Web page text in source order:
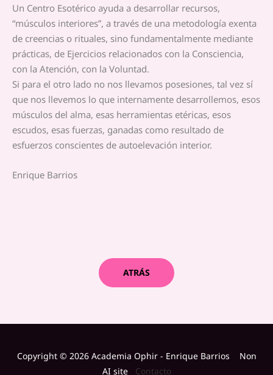
Un Centro Esotérico ayuda a desarrollar recursos,
“músculos interiores”, a través de una metodología exenta
de creencias o rituales, sino fundamentalmente mediante
prácticas, de Ejercicios relacionados con la Consciencia,
con la Atención, con la Voluntad.
Si para el otro lado no nos llevamos posesiones, tal vez sí
que nos llevemos lo que internamente desarrollemos, esos
músculos del alma, esas herramientas etéricas, esos
escudos, esas fuerzas, ganadas como resultado de
esfuerzos conscientes de autoelevación interior.
Enrique Barrios
ATRÁS
Copyright © 2026 Academia Ophir - Enrique Barrios Non
AI site Contacto